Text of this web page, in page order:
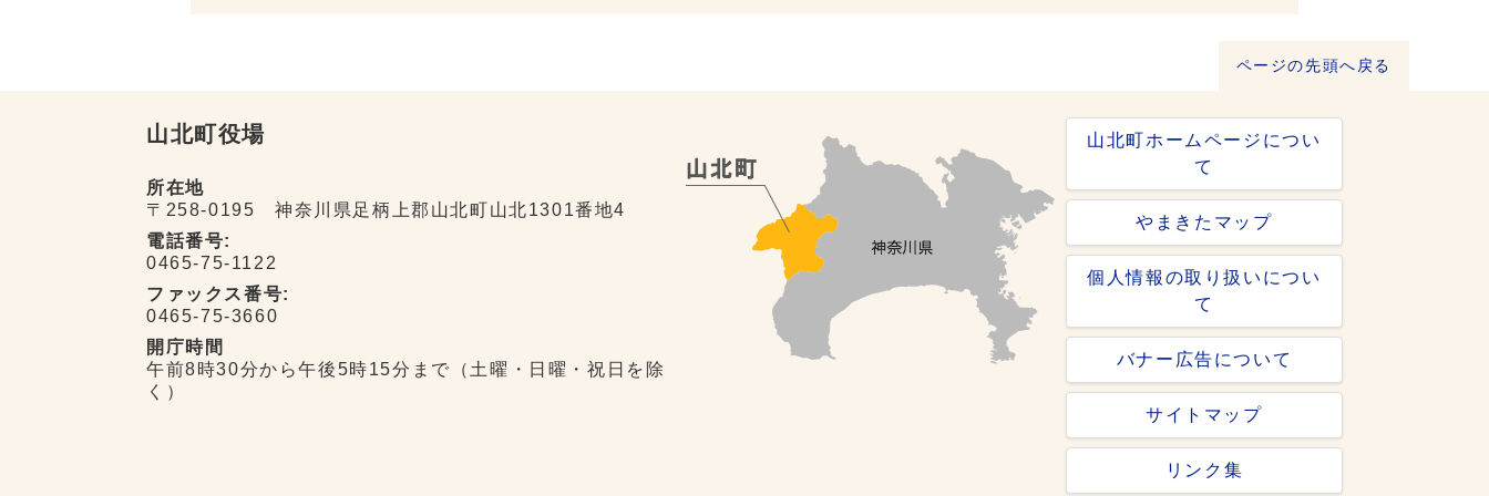
ページの先頭へ戻る
山北町役場
所在地
〒258-0195 神奈川県足柄上郡山北町山北1301番地4
電話番号:
0465-75-1122
ファックス番号:
0465-75-3660
開庁時間
午前8時30分から午後5時15分まで（土曜・日曜・祝日を除
く）
山北町ホームページについ
て
やまきたマップ
個人情報の取り扱いについ
て
バナー広告について
サイトマップ
リンク集